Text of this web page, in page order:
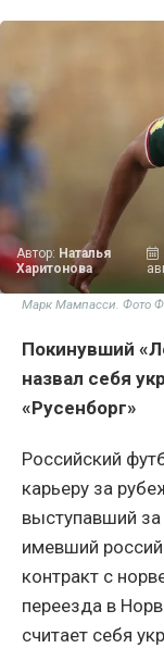
Автор: Наталья
Харитонова
Марк Мампасси. Фото
Покинувший
назвал себя
«Русенборг»
Российский
карьеру за
выступавший
имевший
контракт с
переезда в
считает себя